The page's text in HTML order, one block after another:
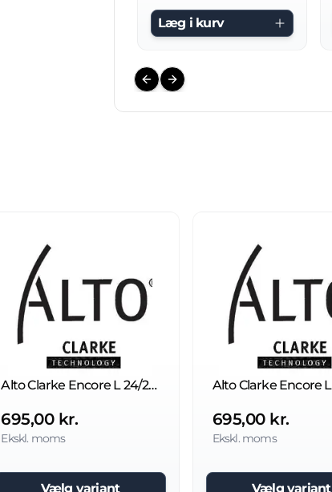
Læg i kurv
Previous slide
Next slide
Alto Clarke Encore L 24/26 børste
695,00 kr.
Ekskl. moms
Vælg variant
695,00 kr.
Ekskl. moms
Vælg variant